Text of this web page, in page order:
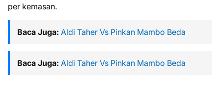
per kemasan.
Baca Juga: Aldi Taher Vs Pinkan Mambo Beda
Baca Juga: Aldi Taher Vs Pinkan Mambo Beda